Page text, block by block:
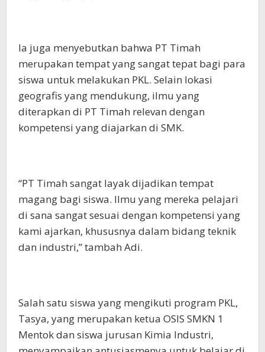
Ia juga menyebutkan bahwa PT Timah
merupakan tempat yang sangat tepat bagi para
siswa untuk melakukan PKL. Selain lokasi
geografis yang mendukung, ilmu yang
diterapkan di PT Timah relevan dengan
kompetensi yang diajarkan di SMK.
“PT Timah sangat layak dijadikan tempat
magang bagi siswa. Ilmu yang mereka pelajari
di sana sangat sesuai dengan kompetensi yang
kami ajarkan, khususnya dalam bidang teknik
dan industri,” tambah Adi.
Salah satu siswa yang mengikuti program PKL,
Tasya, yang merupakan ketua OSIS SMKN 1
Mentok dan siswa jurusan Kimia Industri,